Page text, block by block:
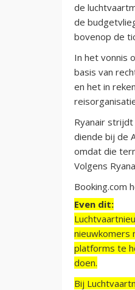
de
de
bovenop de
In het vonnis
basis van
en het in
Ryanair
diende bij de
omdat die
Volgens
Booking.com
Even dit:
nieuwkomers
platforms te
doen.
Bij